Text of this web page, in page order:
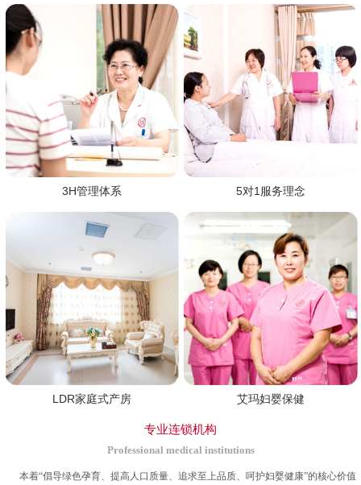
3H管理体系 5对1服务理念
LDR家庭式产房 艾玛妇婴保健
专业连锁机构
Professional medical institutions
本着“倡导绿色孕育、提高人口质量、追求至上品质、呵护妇婴健康”的核心价值